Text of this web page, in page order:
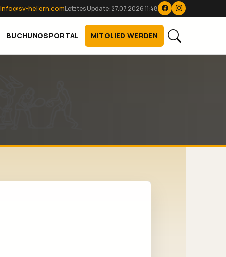
info@sv-hellern.comLetztes Update: 27.07.2026 11:48
BUCHUNGSPORTAL MITGLIED WERDEN